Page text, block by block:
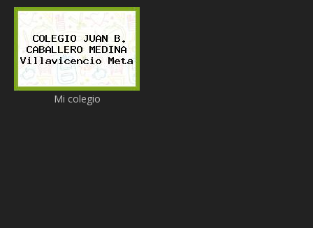
Mi colegio